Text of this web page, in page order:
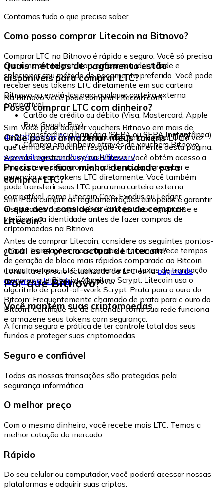
Contamos tudo o que precisa saber
Como posso comprar Litecoin na Bitnovo?
Comprar LTC na Bitnovo é rápido e seguro. Você só precisa
criar uma conta gratuita, verificar sua identidade e
selecionar seu método de pagamento preferido. Você pode
receber seus tokens LTC diretamente em sua carteira
Bitnovo ou enviá-los para qualquer carteira externa
compatível.
Quais métodos de pagamento estão
disponíveis para comprar LTC?
Na Bitnovo você pode comprar Litecoin com:
Cartão de crédito ou débito (Visa, Mastercard, Apple
Pay, Google Pay)
Transferência bancária (SEPA ou SEPA Instantânea)
Compra em dinheiro através de vouchers Bitnovo
Posso comprar LTC com dinheiro?
Sim. Você pode adquirir vouchers Bitnovo em mais de
40.000 pontos físicosdistribuídos pela Europa. Uma vez
que tenha seu voucher, resgate-o facilmente desta página:
www.bitnovo.com/buy/cash/litecoin/
Onde posso armazenar meus tokens LTC?
Apenas registrando-se na Bitnovo, você obtém acesso a
uma carteira segura onde pode armazenar, receber e
gerenciar seus tokens LTC diretamente. Você também
pode transferir seus LTC para uma carteira externa
compatível, como Litecoin Core, Exodus ou Ledger.
Preciso verificar minha identidade para
comprar LTC?
Sim. Para cumprir as regulamentações europeias e garantir
a segurança das operações, é obrigatório registrar-se e
verificar sua identidade antes de fazer compras de
criptomoedas na Bitnovo.
O que devo considerar antes de comprar
Litecoin?
Antes de comprar Litecoin, considere os seguintes pontos-
chave: Transações mais rápidas: Litecoin oferece tempos
de geração de bloco mais rápidos comparado ao Bitcoin.
Taxas menores: LTC tipicamente tem taxas de transação
menores que Bitcoin. Algoritmo Scrypt: Litecoin usa o
algoritmo de proof-of-work Scrypt. Prata para o ouro do
Bitcoin: Frequentemente chamado de prata para o ouro do
Bitcoin. Certifique-se de entender como sua rede funciona
e armazene seus tokens com segurança.
¿Cuál es el precio actual de Litecoin?
Consulta el precio actualizado de LTC en lapágina de
compra de Litecoinde Bitnovo.
Por que Bitnovo?
Você mantém suas criptomoedas
A forma segura e prática de ter controle total dos seus
fundos e proteger suas criptomoedas.
Seguro e confiável
Todas as nossas transações são protegidas pela
segurança informática.
O melhor preço
Com o mesmo dinheiro, você recebe mais LTC. Temos a
melhor cotação do mercado.
Rápido
Do seu celular ou computador, você poderá acessar nossas
plataformas e adquirir suas criptos.